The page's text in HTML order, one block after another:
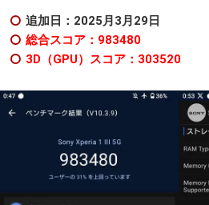
追加日：2025月3月29日
総合スコア：983480
3D（GPU）スコア：303520